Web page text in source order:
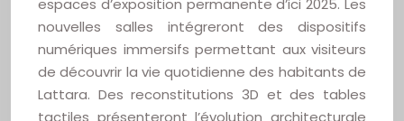
espaces d’exposition permanente d’ici 2025. Les
nouvelles salles intégreront des dispositifs
numériques immersifs permettant aux visiteurs
de découvrir la vie quotidienne des habitants de
Lattara. Des reconstitutions 3D et des tables
tactiles présenteront l’évolution architecturale